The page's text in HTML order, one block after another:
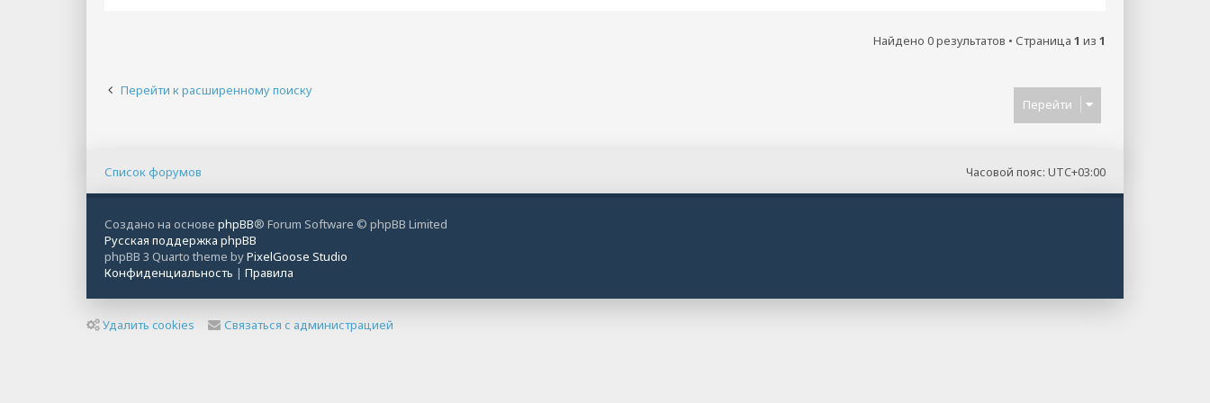
Найдено 0 результатов • Страница 1 из 1
Перейти к расширенному поиску
Перейти
Часовой пояс: UTC+03:00
Список форумов
Создано на основе phpBB® Forum Software © phpBB Limited
Русская поддержка phpBB
phpBB 3 Quarto theme byPixelGoose Studio
Конфиденциальность | Правила
Удалить cookies Связаться с администрацией